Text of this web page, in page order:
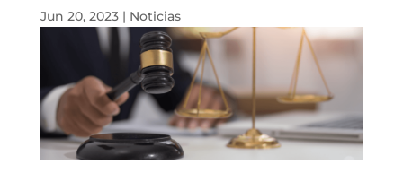
Jun 20, 2023| Noticias